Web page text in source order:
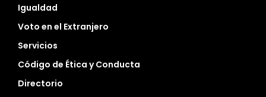
Igualdad
Voto en el Extranjero
Servicios
Código de Ética y Conducta
Directorio